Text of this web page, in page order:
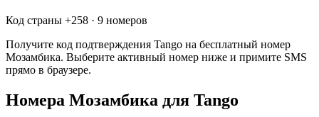
Код страны +258 · 9 номеров
Получите код подтверждения Tango на бесплатный номер
Мозамбика. Выберите активный номер ниже и примите SMS
прямо в браузере.
Номера Мозамбика для Tango